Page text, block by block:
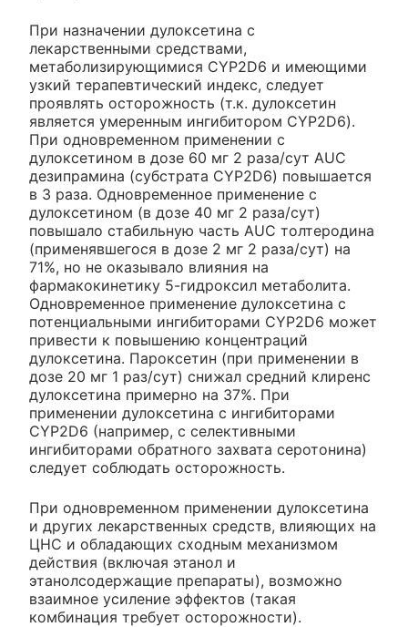
При назначении дулоксетина с
лекарственными средствами,
метаболизирующимися CYP2D6 и имеющими
узкий терапевтический индекс, следует
проявлять осторожность (т.к. дулоксетин
является умеренным ингибитором CYP2D6).
При одновременном применении с
дулоксетином в дозе 60 мг 2 раза/сут AUC
дезипрамина (субстрата CYP2D6) повышается
в 3 раза. Одновременное применение с
дулоксетином (в дозе 40 мг 2 раза/сут)
повышало стабильную часть AUC толтеродина
(применявшегося в дозе 2 мг 2 раза/сут) на
71%, но не оказывало влияния на
фармакокинетику 5-гидроксил метаболита.
Одновременное применение дулоксетина с
потенциальными ингибиторами CYP2D6 может
привести к повышению концентраций
дулоксетина. Пароксетин (при применении в
дозе 20 мг 1 раз/сут) снижал средний клиренс
дулоксетина примерно на 37%. При
применении дулоксетина с ингибиторами
CYP2D6 (например, с селективными
ингибиторами обратного захвата серотонина)
следует соблюдать осторожность.
При одновременном применении дулоксетина
и других лекарственных средств, влияющих на
ЦНС и обладающих сходным механизмом
действия (включая этанол и
этанолсодержащие препараты), возможно
взаимное усиление эффектов (такая
комбинация требует осторожности).